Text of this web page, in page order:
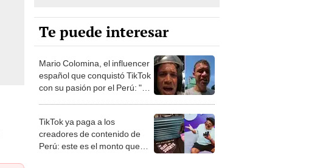
Te puede interesar
Mario Colomina, el influencer
español que conquistó TikTok
con su pasión por el Perú: "Mi
TikTok ya paga a los
creadores de contenido de
Perú: este es el monto que